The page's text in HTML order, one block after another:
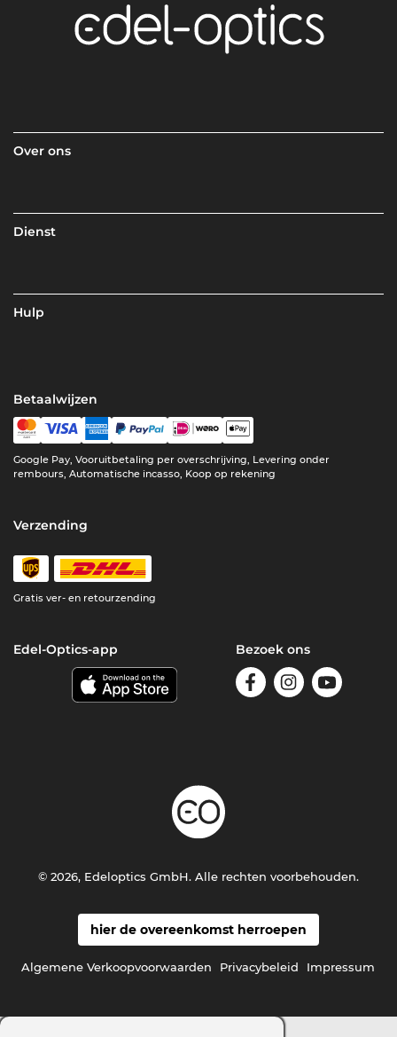
Over ons
Dienst
Hulp
Betaalwijzen
Google Pay, Vooruitbetaling per overschrijving, Levering onder
rembours, Automatische incasso, Koop op rekening
Verzending
Gratis ver- en retourzending
Edel-Optics-app Bezoek ons
hier de overeenkomst herroepen
Algemene Verkoopvoorwaarden Privacybeleid Impressum
© 2026, Edeloptics GmbH. Alle rechten voorbehouden.